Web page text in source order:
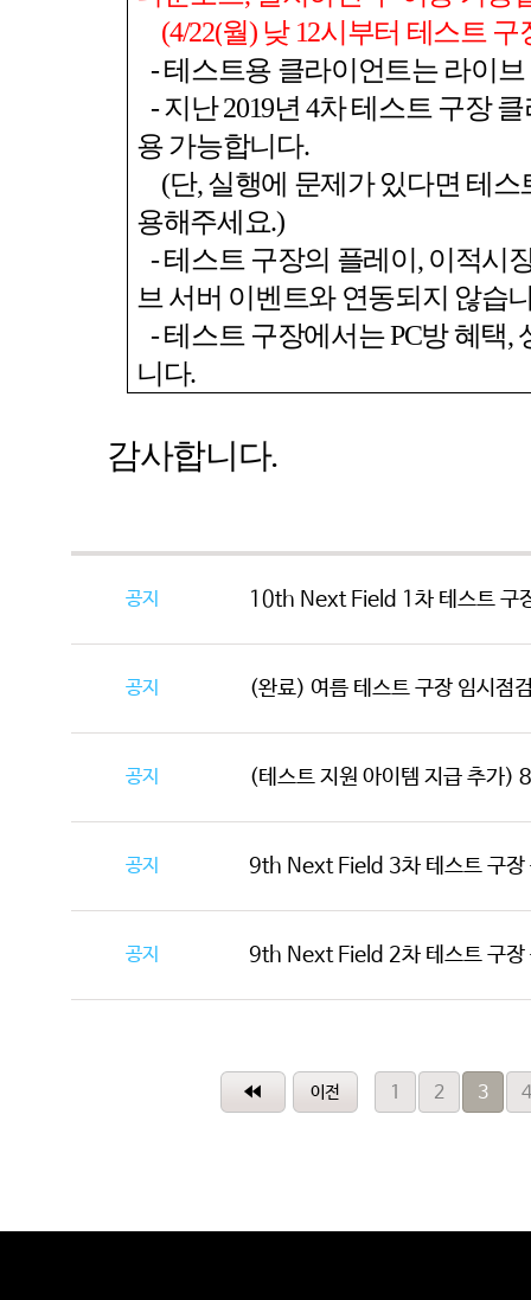
(4/22(월) 낮 12시부터 테스트 구
-테스트용 클라이언트는 라이
-지난2019년4차 테스트 구장
용 가능합니다.
(단, 실행에 문제가 있다면 테
용해주세요.)
-테스트 구장의 플레이 , 이적시
브 서버 이벤트와 연동되지 않습
-테스트 구장에서는PC방 혜택,
니다.
감사합니다.
공지 10th Next Field 1차 테스트 구
공지 (완료) 여름 테스트 구장 임시점
공지 (테스트 지원 아이템 지급 추
공지 9th Next Field 3차 테스트 구장
공지 9th Next Field 2차 테스트 구장
1 2 3 4